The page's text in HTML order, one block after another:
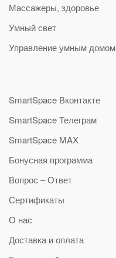
Массажеры, здоровье
Умный свет
Управление умным домом
SmartSpace Вконтакте
SmartSpace Телеграм
SmartSpace MAX
Бонусная программа
Вопрос – Ответ
Сертификаты
О нас
Доставка и оплата